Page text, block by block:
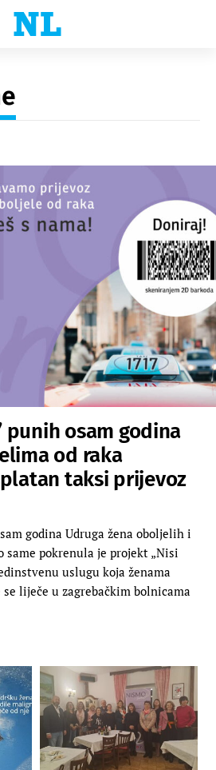
punih osam godina
od raka
taksi prijevoz
godina Udruga žena oboljelih i
same pokrenula je projekt „Nisi
uslugu koja ženama
liječe u zagrebačkim bolnicama